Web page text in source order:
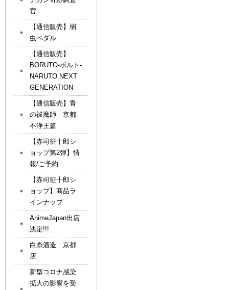
官
【通信販売】弱
虫ペダル
【通信販売】
BORUTO-ボルト-
NARUTO NEXT
GENERATION
【通信販売】青
の祓魔師 京都
不浄王篇
【赤司征十郎シ
ョップ第2弾】情
報/ご予約
【赤司征十郎シ
ョップ】商品ラ
インナップ
AnimeJapan出店
決定!!!
白糸酒造 京都
店
新型コロナ感染
拡大の影響を受